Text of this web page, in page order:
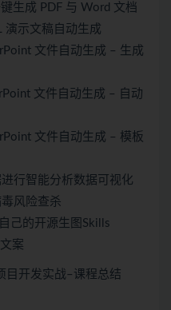
生成 PDF 与 Word 文档
演示文稿自动生成
文件自动生成 – 生成
文件自动生成 – 自动
文件自动生成 – 模板
行智能分析数据可视化
风险查杀
己的开源生图Skills
案
目开发实战–课程总结